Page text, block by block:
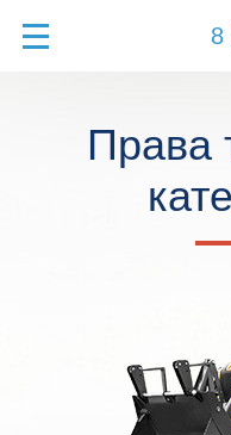
8
Права